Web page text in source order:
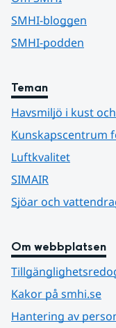
SMHI-bloggen
SMHI-podden
Teman
Havsmiljö i kust
Kunskapscentrum
Luftkvalitet
SIMAIR
Sjöar och
Om webbplatsen
Kakor på smhi.se
Hantering av